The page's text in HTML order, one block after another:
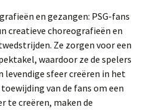
en gezangen: PSG-fans
creatieve choreografieën en
Ze zorgen voor een
waardoor ze de spelers
levendige sfeer creëren in het
van de fans om een
te creëren, maken de